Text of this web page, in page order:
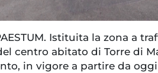
Istituita la zona a
centro abitato di Torre di
in vigore a partire da